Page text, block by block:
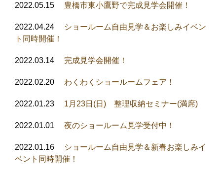
2022.05.15 豊橋市東小鷹野で完成見学会開催！
2022.04.24
ショールーム自由見学＆お楽しみイベン
ト同時開催！
2022.03.14 完成見学会開催！
2022.02.20 わくわくショールームフェア！
2022.01.23 1月23日(日) 整理収納セミナー(満席)
2022.01.01 夜のショールーム見学受付中！
2022.01.16
ショールーム自由見学＆新春お楽しみイ
ベント同時開催！